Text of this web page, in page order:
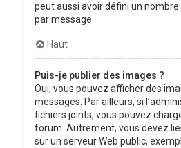
peut aussi avoir défini un
par message.
Haut
Puis-je publier des images ?
Oui, vous pouvez afficher des
messages. Par ailleurs, si
fichiers joints, vous pouvez
forum. Autrement, vous devez
sur un serveur Web public,